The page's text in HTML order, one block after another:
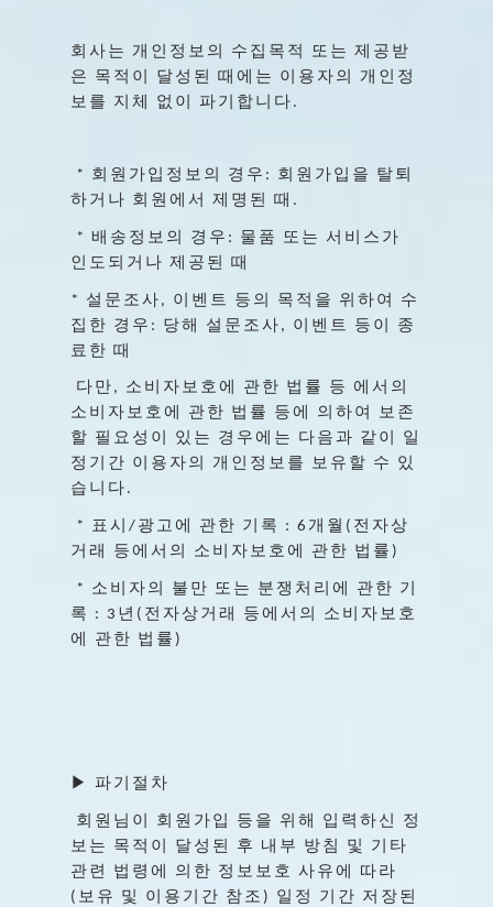
회사는 개인정보의 수집목적 또는 제공받
은 목적이 달성된 때에는 이용자의
개인정
보를 지체 없이 파기합니다 .
* 회원가입정보의 경우 : 회원가입을 탈퇴
하거나 회원에서 제명된 때 .
* 배송정보의 경우 : 물품 또는 서비스가
인도되거나 제공된 때
* 설문조사 , 이벤트 등의 목적을 위하여
수
집한 경우 : 당해 설문조사 , 이벤트 등이
종
료한 때
다만 , 소비자보호에 관한 법률 등 에서의
소비자보호에
관한 법률 등에 의하여
보존
할 필요성이 있는 경우에는 다음과 같이
일
정기간 이용자의 개인정보를 보유할 수 있
습니다 .
* 표시 / 광고에 관한 기록 : 6 개월 ( 전자상
거래
등에서의 소비자보호에 관한 법률 )
* 소비자의 불만 또는 분쟁처리에 관한 기
록 : 3 년 ( 전자상거래 등에서의
소비자보호
에
관한 법률 )
▶ 파기절차
회원님이 회원가입 등을 위해 입력하신
정
보는 목적이 달성된 후 내부 방침 및
기타
관련
법령에 의한 정보보호 사유에 따라
( 보유 및 이용기간 참조 ) 일정 기간 저장된